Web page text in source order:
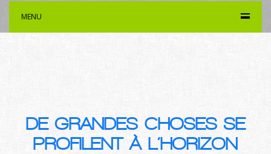
MENU
DE GRANDES CHOSES SE
PROFILENT À L’HORIZON